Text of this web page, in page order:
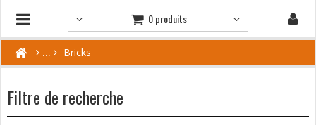
0 produits
Bricks
Filtre de recherche